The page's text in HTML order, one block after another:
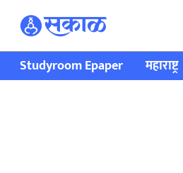
Studyroom Epaper महाराष्ट्र